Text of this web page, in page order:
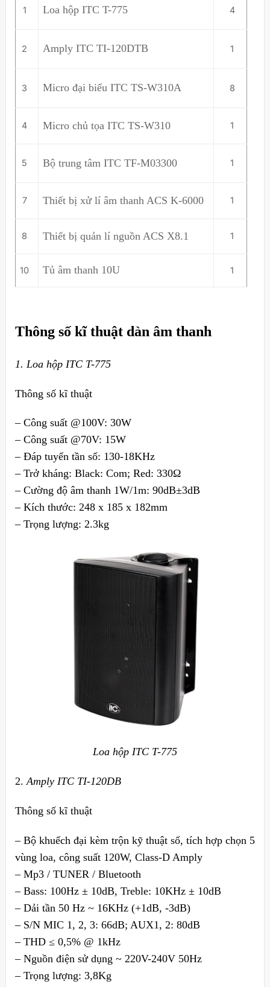
1 Loa hộp ITC T-775 4
2 Amply ITC TI-120DTB 1
3 Micro đại biểu ITC TS-W310A 8
4 Micro chủ tọa ITC TS-W310 1
5 Bộ trung tâm ITC TF-M03300 1
7 Thiết bị xử lí âm thanh ACS K-6000 1
8 Thiết bị quản lí nguồn ACS X8.1 1
10 Tủ âm thanh 10U 1
Thông số kĩ thuật dàn âm thanh
1. Loa hộp ITC T-775
Thông số kĩ thuật
– Công suất @100V: 30W
– Công suất @70V: 15W
– Đáp tuyến tần số: 130-18KHz
– Trở kháng: Black: Com; Red: 330Ω
– Cường độ âm thanh 1W/1m: 90dB±3dB
– Kích thước: 248 x 185 x 182mm
– Trọng lượng: 2.3kg
Loa hộp ITC T-775
2.Amply ITC TI-120DB
Thông số kĩ thuật
– Bộ khuếch đại kèm trộn kỹ thuật số, tích hợp chọn 5
vùng loa, công suất 120W, Class-D Amply
– Mp3 / TUNER / Bluetooth
– Bass: 100Hz ± 10dB, Treble: 10KHz ± 10dB
– Dải tần 50 Hz ~ 16KHz (+1dB, -3dB)
– S/N MIC 1, 2, 3: 66dB; AUX1, 2: 80dB
– THD ≤ 0,5% @ 1kHz
– Nguồn điện sử dụng ~ 220V-240V 50Hz
– Trọng lượng: 3,8Kg